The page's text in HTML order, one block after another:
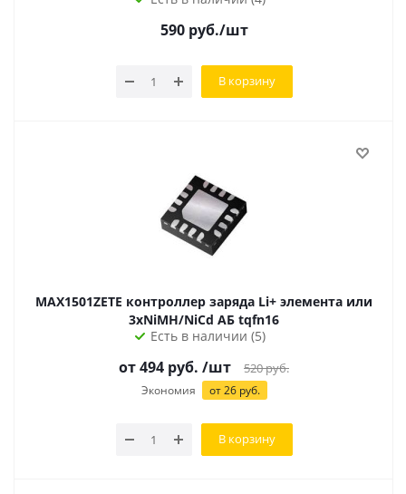
590руб./шт
В корзину
MAX1501ZETE контроллер заряда Li+ элемента или
3хNiMH/NiCd АБ tqfn16
Есть в наличии (5)
от494 руб. /шт 520руб.
Экономия от26руб.
В корзину